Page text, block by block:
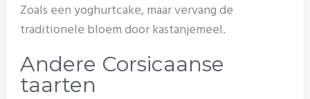
Zoals een yoghurtcake, maar vervang de
traditionele bloem door kastanjemeel.
Andere Corsicaanse
taarten